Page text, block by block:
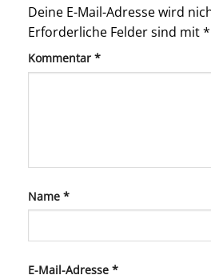
Deine E-Mail-Adresse wird
Erforderliche Felder sind mit*
Kommentar *
Name *
E-Mail-Adresse *